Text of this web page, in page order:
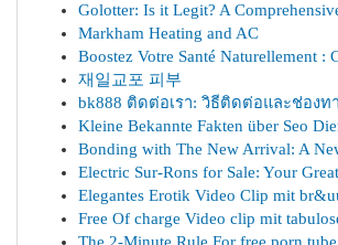
Golotter: Is it Legit? A
Markham Heating and AC
Boostez Votre Santé Naturellement :
재일교포 피부
bk888 ติดต่อเรา: วิธีติดต่อและช่องท
Kleine Bekannte Fakten über Seo
Bonding with The New Arrival: A
Electric Sur-Rons for Sale: Your
Elegantes Erotik Video Clip mit
Free Of charge Video clip mit